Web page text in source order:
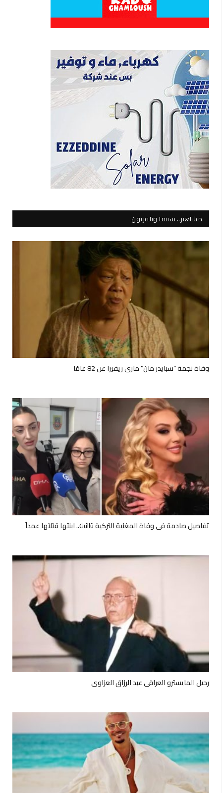
مشاهير.. سينما وتلفزيون
وفاة نجمة “سبايدر مان” ماري ريفيرا عن 82 عامًا
تفاصيل صادمة في وفاة المغنية التركية Güllü.. ابنتها قتلتها عمداً
رحيل المايسترو العراقي عبد الرزاق العزاوي